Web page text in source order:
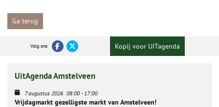
Ga terug
Volg ons Kopij voor UITagenda
UitAgenda Amstelveen
7 augustus 2026 08:00- 17:00
Vrijdagmarkt gezelligste markt van Amstelveen!